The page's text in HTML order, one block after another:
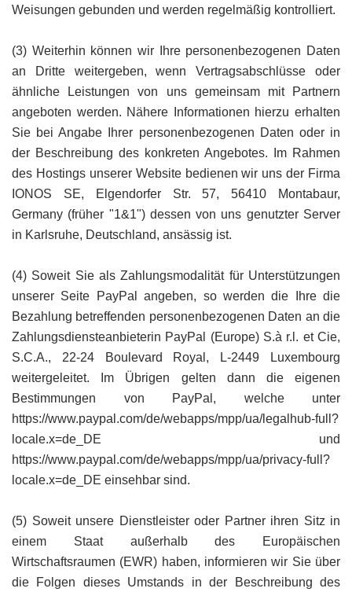
Weisungen gebunden und werden regelmäßig kontrolliert.
(3) Weiterhin können wir Ihre personenbezogenen Daten
an Dritte weitergeben, wenn Vertragsabschlüsse oder
ähnliche Leistungen von uns gemeinsam mit Partnern
angeboten werden. Nähere Informationen hierzu erhalten
Sie bei Angabe Ihrer personenbezogenen Daten oder in
der Beschreibung des konkreten Angebotes. Im Rahmen
des Hostings unserer Website bedienen wir uns der Firma
IONOS SE, Elgendorfer Str. 57, 56410 Montabaur,
Germany (früher "1&1") dessen von uns genutzter Server
in Karlsruhe, Deutschland, ansässig ist.
(4) Soweit Sie als Zahlungsmodalität für Unterstützungen
unserer Seite PayPal angeben, so werden die Ihre die
Bezahlung betreffenden personenbezogenen Daten an die
Zahlungsdiensteanbieterin PayPal (Europe) S.à r.l. et Cie,
S.C.A., 22-24 Boulevard Royal, L-2449 Luxembourg
weitergeleitet. Im Übrigen gelten dann die eigenen
Bestimmungen von PayPal, welche unter
https://www.paypal.com/de/webapps/mpp/ua/legalhub-full?
locale.x=de_DE und
https://www.paypal.com/de/webapps/mpp/ua/privacy-full?
locale.x=de_DE einsehbar sind.
(5) Soweit unsere Dienstleister oder Partner ihren Sitz in
einem Staat außerhalb des Europäischen
Wirtschaftsraumen (EWR) haben, informieren wir Sie über
die Folgen dieses Umstands in der Beschreibung des